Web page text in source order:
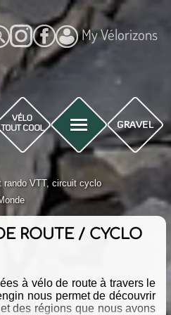
My Vélorizons
rando VTT, circuit cyclo
ROUTE / CYCLO
à vélo de route à travers le
nous permet de découvrir
des régions que nous avons